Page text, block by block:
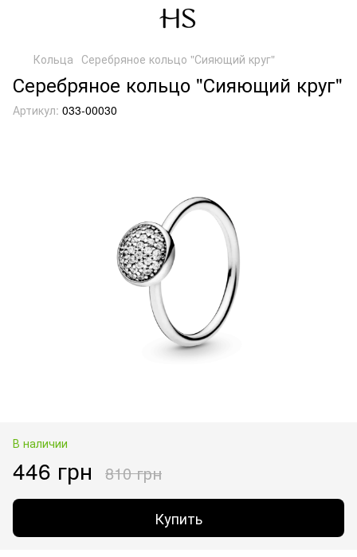
Кольца Серебряное кольцо "Сияющий круг"
Серебряное кольцо "Сияющий круг"
Артикул: 033-00030
В наличии
446 грн 810 грн
Купить